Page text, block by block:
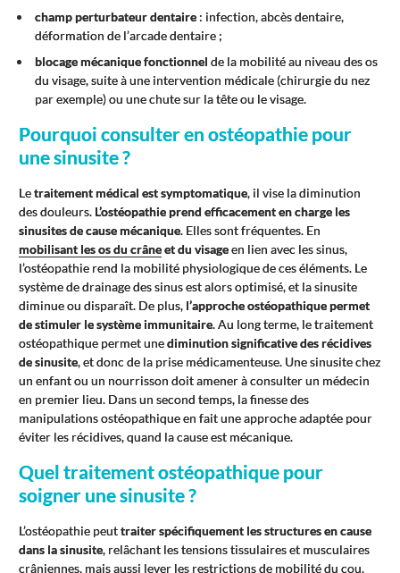
champ perturbateur dentaire: infection, abcès dentaire,
déformation de l’arcade dentaire ;
blocage mécanique fonctionnel de la mobilité au niveau des os
du visage, suite à une intervention médicale (chirurgie du nez
par exemple) ou une chute sur la tête ou le visage.
Pourquoi consulter en ostéopathie pour
une sinusite ?
Letraitement médical est symptomatique, il vise la diminution
des douleurs. L’ostéopathie prend efficacement en charge les
sinusites de cause mécanique. Elles sont fréquentes. En
mobilisant les os du crâneet du visageen lien avec les sinus,
l’ostéopathie rend la mobilité physiologique de ces éléments. Le
système de drainage des sinus est alors optimisé, et la sinusite
diminue ou disparaît. De plus, l’approche ostéopathique permet
de stimuler le système immunitaire. Au long terme, le traitement
ostéopathique permet unediminution significative des récidives
de sinusite, et donc de la prise médicamenteuse. Une sinusite chez
un enfant ou un nourrisson doit amener à consulter un médecin
en premier lieu. Dans un second temps, la finesse des
manipulations ostéopathique en fait une approche adaptée pour
éviter les récidives, quand la cause est mécanique.
Quel traitement ostéopathique pour
soigner une sinusite ?
L’ostéopathie peuttraiter spécifiquement les structures en cause
dans la sinusite, relâchant les tensions tissulaires et musculaires
crâniennes, mais aussi lever les restrictions de mobilité du cou.